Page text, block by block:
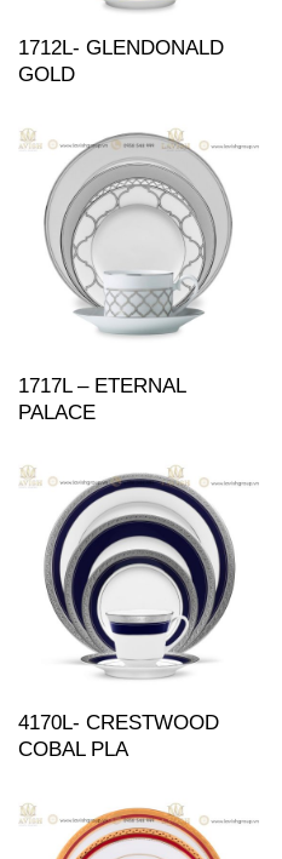
1712L- GLENDONALD
GOLD
1717L – ETERNAL
PALACE
4170L- CRESTWOOD
COBAL PLA